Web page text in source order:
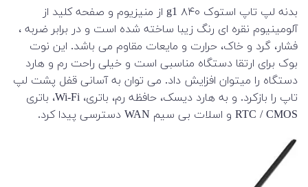
بدنه لپ تاپ استوک ۸۴۰ g1 از منیزیوم و صفحه کلید از
آلومینیوم نقره ای رنگ زیبا ساخته شده است و در برابر ضربه ،
فشار، گرد و خاک، حرارت و مایعات مقاوم می باشد. این نوت
بوک برای ارتقا دستگاه مناسبی است و خیلی راحت رم و هارد
دستگاه را میتوان افزایش داد. می توان به آسانی قفل پشت لپ
تاپ را بازکرد. و به هارد دیسک، حافظه رم، باتری، Wi-Fi، باتری
RTC / CMOS و اسلات بی سیم WAN دسترسی پیدا کرد.